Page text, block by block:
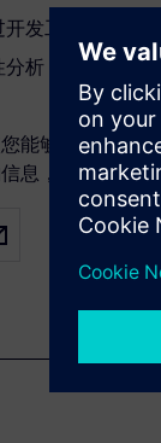
发工具可以直接
析，以便能够
能够按时交付
息，请访问visit